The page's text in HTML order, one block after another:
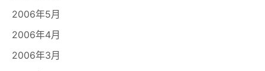
2006年5月
2006年4月
2006年3月